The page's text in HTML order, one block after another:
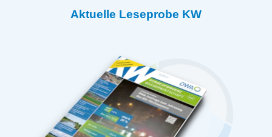
Aktuelle Leseprobe KW